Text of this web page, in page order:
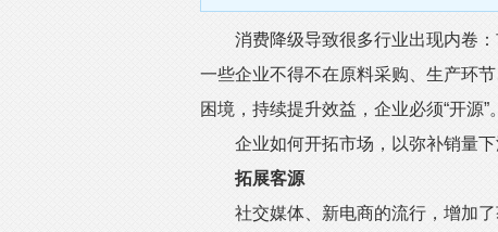
消费降级导致很多行业出现内卷：
一些企业不得不在原料采购、生产环
困境，持续提升效益，企业必须“开源”。
企业如何开拓市场，以弥补销量下
拓展客源
社交媒体、新电商的流行，增加了